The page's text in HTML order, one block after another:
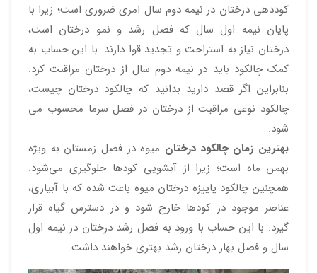
کوددهی درختان در نیمه دوم سال امری ضروری است؛ زیرا با
پایان نیمه اول سال که فصل رشد و نمو درختان است،
درختان نیاز به استراحت و تجدید قوا دارند. با این حساب به
کمک چالکود باید در نیمه دوم سال از درختان مراقبت کرد.
بنابراین اگر قصد دارید بدانید که چالکود درختان چیست،
چالکود نوعی مراقبت از درختان در فصل سرما محسوب می
شود.
بهترین زمان چالکود درختان میوه در فصل زمستان به ویژه
بهمن ماه است؛ زیرا از آبشویی کودها جلوگیری می‌شود.
همچنین چالکود پاییزه درختان میوه باعث شده که با آبیاری،
عناصر موجود در کودها خارج شود و در دسترس گیاه قرار
گیرد. با این حساب با ورود به فصل رشد درختان در نیمه اول
سال و فصل بهار درختان رشد بهتری خواهند داشت.